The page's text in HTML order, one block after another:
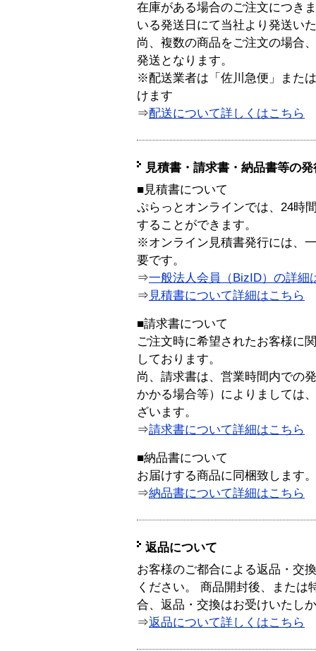
在庫がある場合のご注文につき
いる発送日にて当社より発送い
尚、複数の商品をご注文の場合
発送となります。
※配送業者は「佐川急便」また
けます
⇒配送について詳しくはこちら
見積書・請求書・納品書等の
■見積書について
ぷらっとオンラインでは、24時
することができます。
※オンライン見積書発行には、
要です。
⇒一般法人会員（BizID）の詳細
⇒ 見積書について詳細はこちら
■請求書について
ご注文時に希望されたお客様に
しております。
尚、請求書は、営業時間内での
かかる場合等）によりましては
ざいます。
⇒請求書について詳細はこちら
■納品書について
お届けする商品に同梱致します。
⇒納品書について詳細はこちら
返品について
お客様のご都合による返品・交
ください。 商品開封後、または
合、返品・交換はお受けいたし
⇒返品について詳しくはこちら